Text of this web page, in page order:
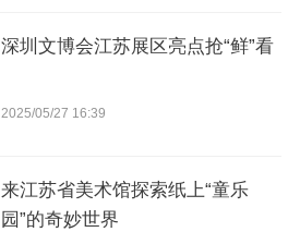
深圳文博会江苏展区亮点抢“鲜”看
2025/05/27 16:39
来江苏省美术馆探索纸上“童乐
园”的奇妙世界